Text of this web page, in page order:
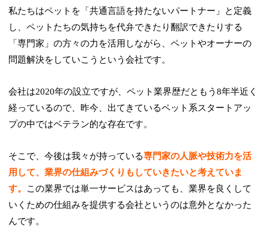
私たちはペットを「共通言語を持たないパートナー」と定義
し、ペットたちの気持ちを代弁できたり翻訳できたりする
「専門家」の方々の力を活用しながら、ペットやオーナーの
問題解決をしていこうという会社です。
会社は2020年の設立ですが、ペット業界歴だともう8年半近く
経っているので、昨今、出てきているペット系スタートアッ
プの中ではベテラン的な存在です。
そこで、今後は我々が持っている専門家の人脈や技術力を活
用して、業界の仕組みづくりもしていきたいと考えていま
す。
この業界では単一サービスはあっても、業界を良くして
いくための仕組みを提供する会社というのは意外となかった
んです。